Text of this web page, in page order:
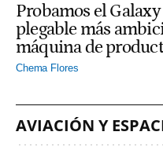
Probamos el
plegable más
máquina de
Chema Flores
AVIACIÓN Y